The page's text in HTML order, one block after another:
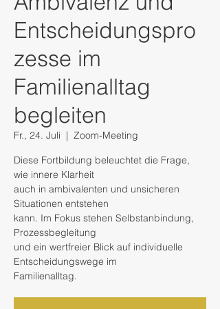
Entscheidungspro
zesse im
Familienalltag
begleiten
Fr., 24. Juli
  |
Zoom-Meeting
Diese Fortbildung beleuchtet die Frage,
wie innere Klarheit
auch in ambivalenten und unsicheren
Situationen entstehen
kann. Im Fokus stehen Selbstanbindung,
Prozessbegleitung
und ein wertfreier Blick auf individuelle
Entscheidungswege im
Familienalltag.